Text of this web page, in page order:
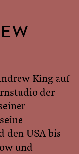
King auf
der
den USA bis
und